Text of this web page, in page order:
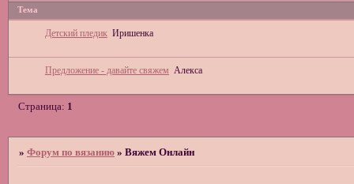
Тема
Детский пледик Иришенка
Предложение - давайте свяжем Алекса
Страница: 1
» Форум по вязанию » Вяжем Онлайн